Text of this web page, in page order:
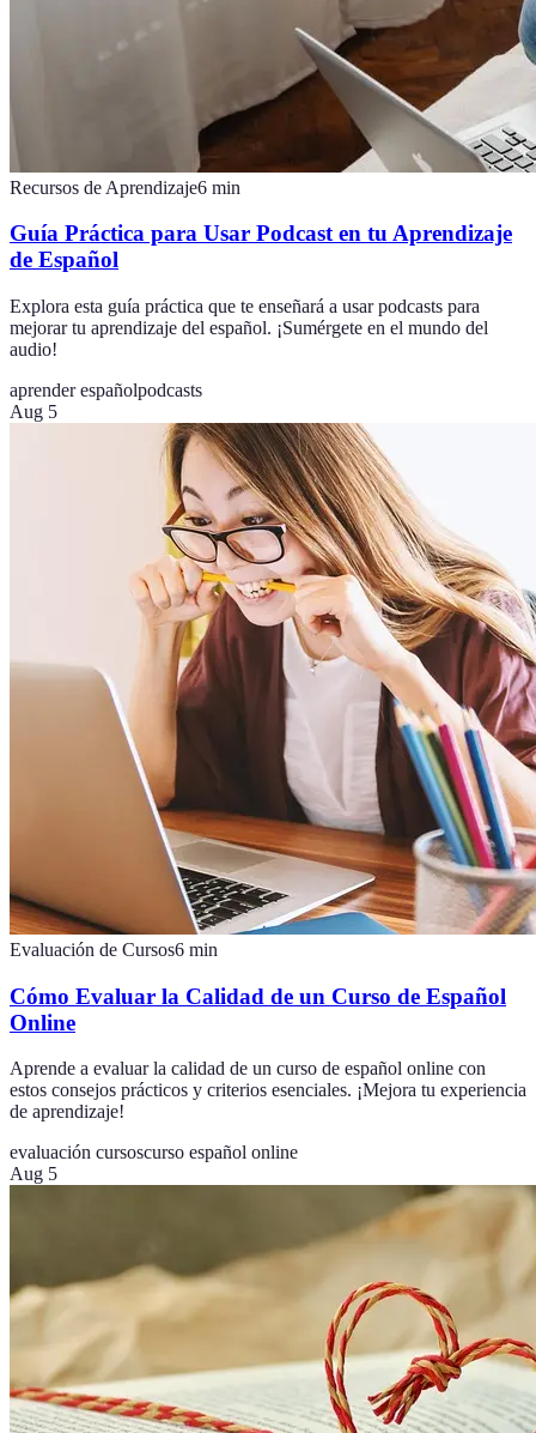
Recursos de Aprendizaje6 min
Guía Práctica para Usar Podcast en tu Aprendizaje
de Español
Explora esta guía práctica que te enseñará a usar podcasts para
mejorar tu aprendizaje del español. ¡Sumérgete en el mundo del
audio!
aprender españolpodcasts
Aug 5
Evaluación de Cursos6 min
Cómo Evaluar la Calidad de un Curso de Español
Online
Aprende a evaluar la calidad de un curso de español online con
estos consejos prácticos y criterios esenciales. ¡Mejora tu experiencia
de aprendizaje!
evaluación cursoscurso español online
Aug 5